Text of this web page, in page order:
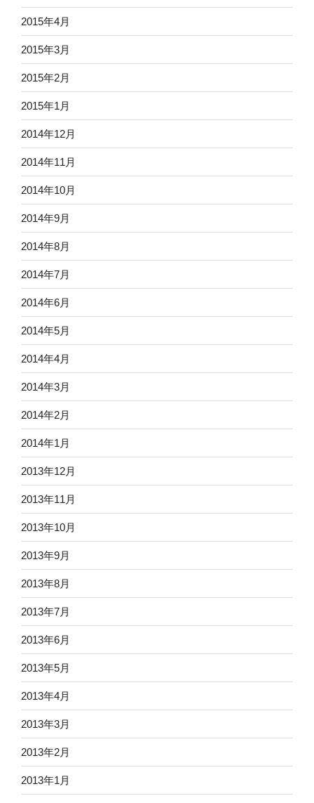
2015年4月
2015年3月
2015年2月
2015年1月
2014年12月
2014年11月
2014年10月
2014年9月
2014年8月
2014年7月
2014年6月
2014年5月
2014年4月
2014年3月
2014年2月
2014年1月
2013年12月
2013年11月
2013年10月
2013年9月
2013年8月
2013年7月
2013年6月
2013年5月
2013年4月
2013年3月
2013年2月
2013年1月